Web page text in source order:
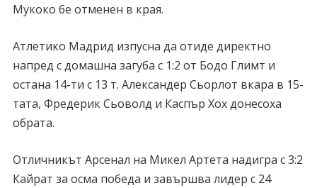
Мукоко бе отменен в края.
Атлетико Мадрид изпусна да отиде директно
напред с домашна загуба с 1:2 от Бодо Глимт и
остана 14-ти с 13 т. Александер Сьорлот вкара в 15-
тата, Фредерик Сьоволд и Каспър Хох донесоха
обрата.
Отличникът Арсенал на Микел Артета надигра с 3:2
Кайрат за осма победа и завършва лидер с 24